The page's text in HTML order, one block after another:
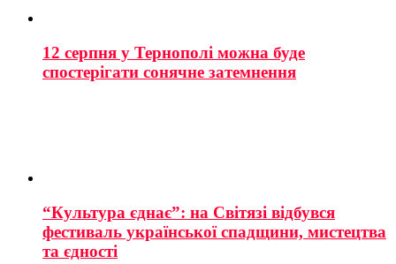
12 серпня у Тернополі можна буде
спостерігати сонячне затемнення
“Культура єднає”: на Світязі відбувся
фестиваль української спадщини, мистецтва
та єдності